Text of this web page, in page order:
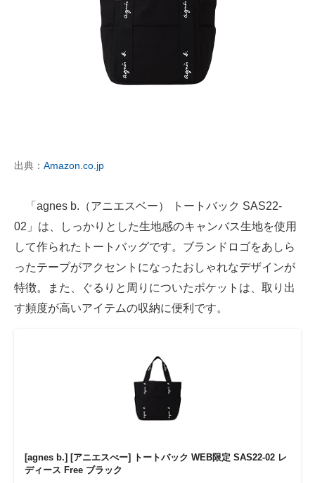
出典： Amazon.co.jp
「agnes b.（アニエスベー） トートバック SAS22-
02」は、しっかりとした生地感のキャンバス生地を使用
して作られたトートバッグです。ブランドロゴをあしら
ったテープがアクセントになったおしゃれなデザインが
特徴。また、ぐるりと周りについたポケットは、取り出
す頻度が高いアイテムの収納に便利です。
[agnes b.] [アニエスべー] トートバック WEB限定 SAS22-02 レ
ディース Free ブラック